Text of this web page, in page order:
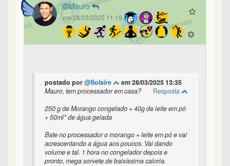
Mauro
em 28/03/2025 11:19
postado por@Solaire
em 28/03/2025 13:35
Resposta
Mauro, tem processador em casa?
250 g de Morango congelado + 40g de leite em pó
+ 50ml* de água gelada
Bate no processador o morango + leite em pó e vai
acrescentando a água aos poucos. Vai dando
volume e tal. 1 hora no congelador depois e
pronto, mega sorvete de baixíssima caloria.